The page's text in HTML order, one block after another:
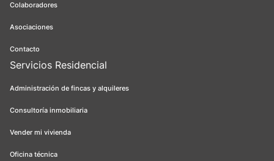
Colaboradores
Asociaciones
Contacto
Servicios Residencial
Administración de fincas y alquileres
Consultoría inmobiliaria
Vender mi vivienda
Oficina técnica